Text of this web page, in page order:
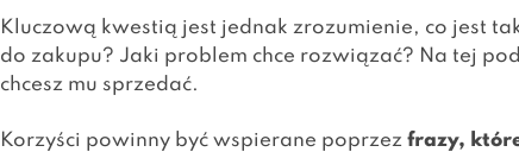
Kluczową kwestią jest jednak zrozumienie, co jest
do zakupu? Jaki problem chce rozwiązać? Na tej
chcesz mu sprzedać.
Korzyści powinny być wspierane poprzez frazy,